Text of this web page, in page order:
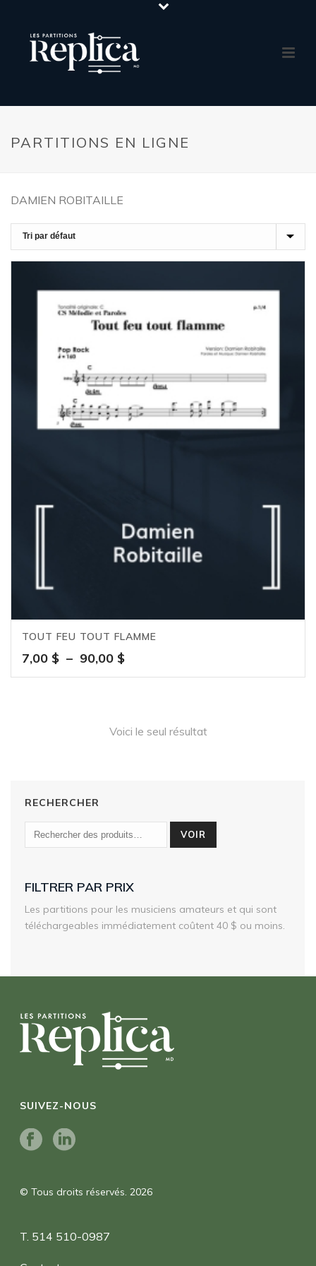
PARTITIONS EN LIGNE
DAMIEN ROBITAILLE
TOUT FEU TOUT FLAMME
7,00 $ – 90,00 $Plage
de
90,00 $
Voici le seul résultat
RECHERCHER
VOIR
FILTRER PAR PRIX
Les partitions pour les musiciens amateurs et qui sont
téléchargeables immédiatement coûtent 40 $ ou moins.
SUIVEZ-NOUS
© Tous droits réservés. 2026
T. 514 510-0987